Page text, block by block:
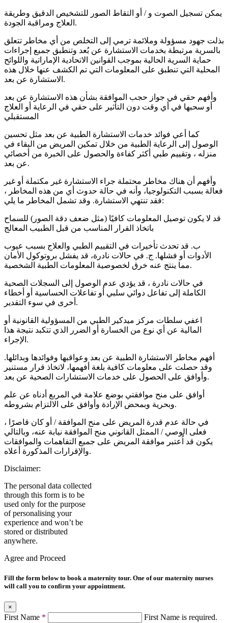
يمكن تسجيل الصوت و / أو التقاط الصور للتشخيص الدقيق وطريقة
العلاج ومراقبة الجودة.
بذلت جهود مسؤولة وملائمة ترمي إلى التخلص من أي مخاطر تتعلق
بالسرية مرتبطة بخدمات الاستشارة عن بُعد وتنطبق جميع إجراءات
حماية السرية الحالية بموجب القوانين الاتحادية الإماراتية واللوائح
المحلية التي تنطبق على المعلومات التي تم الكشف عنها خلال هذه
الاستشارة عن بعد.
وأفهم حقي في جواز حجب الموافقة بشأن هذه الاستشارة عن بعد
أو سحبها في أي وقت دون التأثير على حقي في الرعاية أو العلاج
المستقبلي
كما أعي فوائد خدمات الاستشارة الطبية عن بعد مثل تحسين
الوصول إلى الرعاية الطبية من خلال تمكين المريض من البقاء في
منزله ، وتقييم طبي أكثر كفاءة والحصول على الخبرة من أخصائي
عن بعد.
وأفهم أن هناك مخاطر محتملة جراء الاستشارة غير مكتملة أو غير
فعالة بسبب التكنولوجيا، وأنه في حالة حدوث أي من هذه المخاطر ،
فقد تنتهي الاستشارة. وقد تشمل المخاطر ما يلي:
قد لا يكون توصيل المعلومات كافيًا (مثل ضعف دقة الصور) للسماح
باتخاذ القرار المناسب من قبل الطبيب المعالج
ب. قد تحدث تأخيرات في التقييم الطبي والعلاج بسبب عيوب
الأدوات أو فشلها. ج. في حالات نادرة، قد يفشل بروتوكول الأمان
مما ينتج عنه خرق لخصوصية المعلومات الطبية الشخصية.
في حالات نادرة ، قد يؤدي عدم الوصول إلى السجلات الصحية
الكاملة إلى تفاعل دوائي سلبي أو تفاعلات الحساسية أو أخطاء
أخرى في سوء التقدير.
اعفي سلطات مركز ميدكير الطبي من المسؤولية القانونية أو
المالية عن أي نوع من الخسارة أو الضرر الذي تتكبد نتيجة هذا
الإجراء.
أفهم مخاطر الاستشارة الطبية عن بعد وعواقبها وفوائدها وبدائلها.
وقد حصلت على معلومات كافية بلغة أفهمها، لاتخاذ قرار مستنير
وأوافق على الحصول على خدمات الاستشارات الصحية عن بعد.
أوافق على منح موافقتي بوضع علامة في المربع أدناه عن علم
وبحرية وبمحض الإرادة وأوافق على الالتزام بشروطه.
في حالة عدم قدرة المريض على منح الموافقة / أو كان قاصرًا ،
فعلى الوصي / الممثل القانوني منح الموافقة نيابة عنه، وبالتالي
يكون قد اُعتبر موافقة المريض على جميع التفاهمات والموافقات
والإقرارات المذكورة أعلاه.
Disclaimer:
The personal data collected
through this form is to be
used only for the purpose
of personalising your
experience and won’t be
stored or distributed
anywhere.
Agree and Proceed
Fill the form below to book a maternity tour. One of our maternity nurses
will call you to confirm your appointment.
×
First Name *
First Name is required.